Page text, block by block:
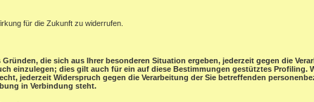
für die Zukunft zu widerrufen.
die sich aus Ihrer besonderen Situation ergeben, jederzeit gegen die
einzulegen; dies gilt auch für ein auf diese Bestimmungen gestütztes Profiling.
jederzeit Widerspruch gegen die Verarbeitung der Sie betreffenden
in Verbindung steht.